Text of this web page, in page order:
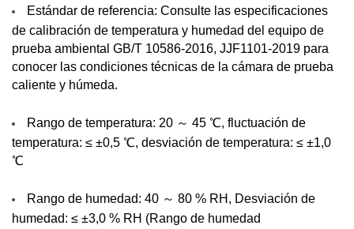
Estándar de referencia: Consulte las especificaciones
de calibración de temperatura y humedad del equipo de
prueba ambiental GB/T 10586-2016, JJF1101-2019 para
conocer las condiciones técnicas de la cámara de prueba
caliente y húmeda.
Rango de temperatura: 20 ～ 45 ℃, fluctuación de
temperatura: ≤ ±0,5 ℃, desviación de temperatura: ≤ ±1,0
℃
Rango de humedad: 40 ～ 80 % RH, Desviación de
humedad: ≤ ±3,0 % RH (Rango de humedad